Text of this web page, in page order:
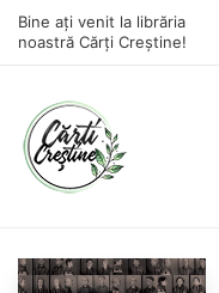
Bine ați venit la librăria
noastră Cărți Creștine!